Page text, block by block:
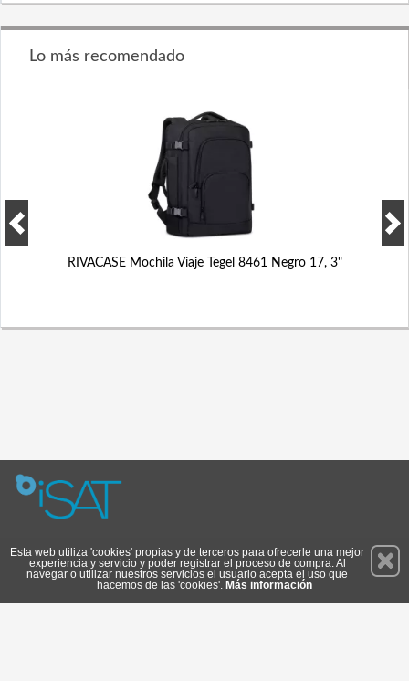
Lo más recomendado
RIVACASE Mochila Viaje Tegel 8461 Negro 17, 3"
Suscríbete
Esta web utiliza 'cookies' propias y de terceros para ofrecerle una mejor
experiencia y servicio y poder registrar el proceso de compra. Al
navegar o utilizar nuestros servicios el usuario acepta el uso que
hacemos de las 'cookies'. Más información